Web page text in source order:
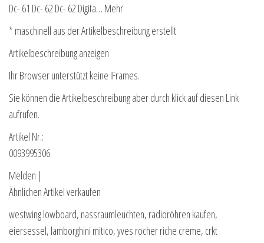
Dc- 61 Dc- 62 Dc- 62 Digita… Mehr
* maschinell aus der Artikelbeschreibung erstellt
Artikelbeschreibung anzeigen
Ihr Browser unterstützt keine IFrames.
Sie können die Artikelbeschreibung aber durch klick auf diesen Link
aufrufen.
Artikel Nr.:
0093995306
Melden |
Ähnlichen Artikel verkaufen
westwing lowboard, nassraumleuchten, radioröhren kaufen,
eiersessel, lamborghini mitico, yves rocher riche creme, crkt